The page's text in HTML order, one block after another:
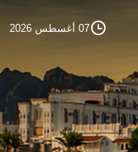
07 أغسطس 2026